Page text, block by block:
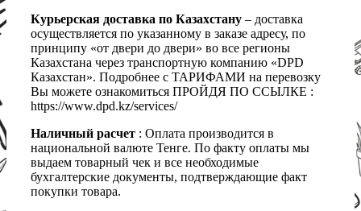
Курьерская доставка по Казахстану – доставка
осуществляется по указанному в заказе адресу, по
принципу «от двери до двери» во все регионы
Казахстана через транспортную компанию «DPD
Казахстан». Подробнее с ТАРИФАМИ на перевозку
Вы можете ознакомиться ПРОЙДЯ ПО ССЫЛКЕ :
https://www.dpd.kz/services/
Наличный расчет : Оплата производится в
национальной валюте Тенге. По факту оплаты мы
выдаем товарный чек и все необходимые
бухгалтерские документы, подтверждающие факт
покупки товара.